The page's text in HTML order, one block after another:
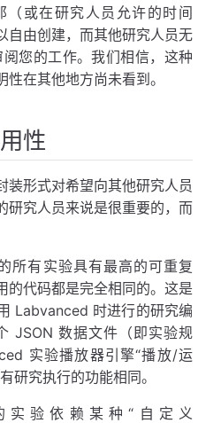
（或在研究人员允许的时间
自由创建，而其他研究人员无
您的工作。我们相信，这种
在其他地方尚未看到。
性
装形式对希望向其他研究人员
研究人员来说是很重要的，而
所有实验具有最高的可重复
的代码都是完全相同的。这是
Labvanced 时进行的研究编
JSON 数据文件（即实验规
实验播放器引擎“播放/运
研究执行的功能相同。
实验依赖某种“自定义